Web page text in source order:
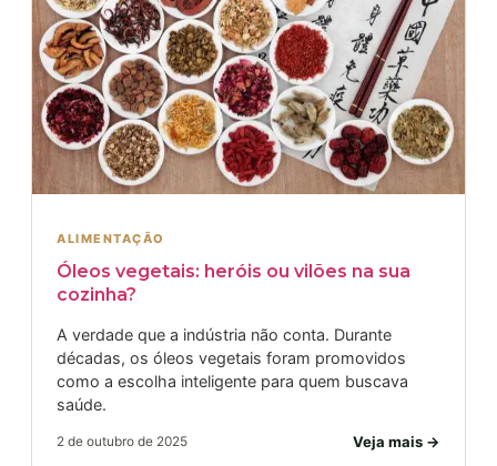
ALIMENTAÇÃO
Óleos vegetais: heróis ou vilões na sua
cozinha?
A verdade que a indústria não conta. Durante
décadas, os óleos vegetais foram promovidos
como a escolha inteligente para quem buscava
saúde.
2 de outubro de 2025 Veja mais →